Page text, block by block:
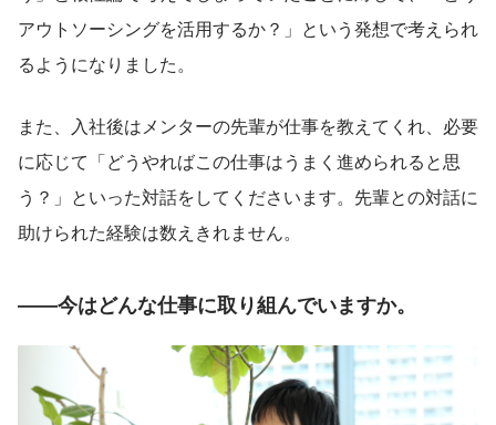
アウトソーシングを活用するか？」という発想で考えられ
るようになりました。
また、入社後はメンターの先輩が仕事を教えてくれ、必要
に応じて「どうやればこの仕事はうまく進められると思
う？」といった対話をしてくださいます。先輩との対話に
助けられた経験は数えきれません。
――今はどんな仕事に取り組んでいますか。